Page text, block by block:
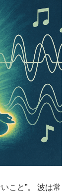
こと”。 波は常